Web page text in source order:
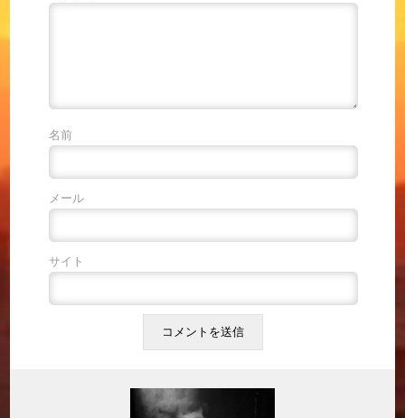
名前
メール
サイト